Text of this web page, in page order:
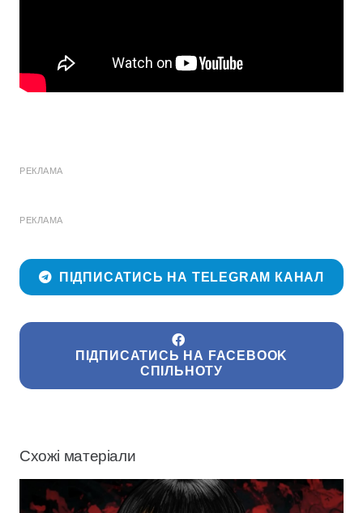
РЕКЛАМА
РЕКЛАМА
ПІДПИСАТИСЬ НА TELEGRAM КАНАЛ
ПІДПИСАТИСЬ НА FACEBOOK
СПІЛЬНОТУ
Схожі матеріали